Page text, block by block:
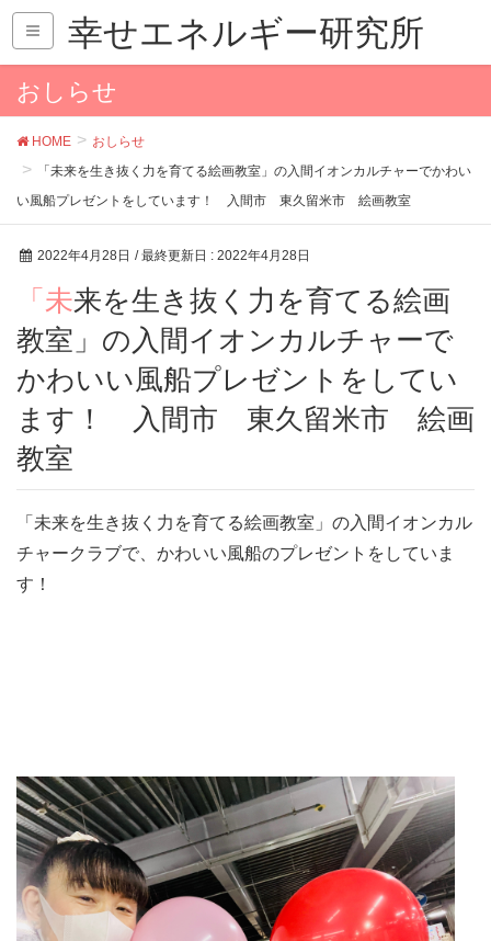
幸せエネルギー研究所
おしらせ
HOME
おしらせ
「未来を生き抜く力を育てる絵画教室」の入間イオンカルチャーでかわい
い風船プレゼントをしています！ 入間市 東久留米市 絵画教室
2022年4月28日 / 最終更新日 : 2022年4月28日
「未来を生き抜く力を育てる絵画
教室」の入間イオンカルチャーで
かわいい風船プレゼントをしてい
ます！ 入間市 東久留米市 絵画
教室
「未来を生き抜く力を育てる絵画教室」の入間イオンカル
チャークラブで、かわいい風船のプレゼントをしていま
す！